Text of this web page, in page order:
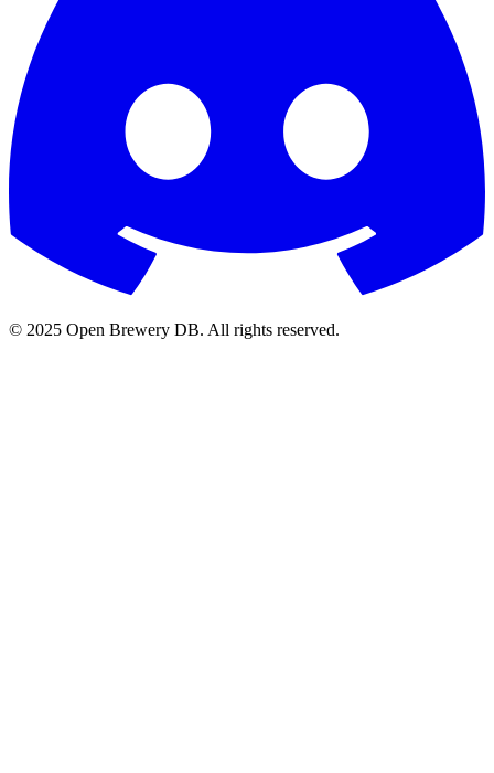
© 2025 Open Brewery DB. All rights reserved.